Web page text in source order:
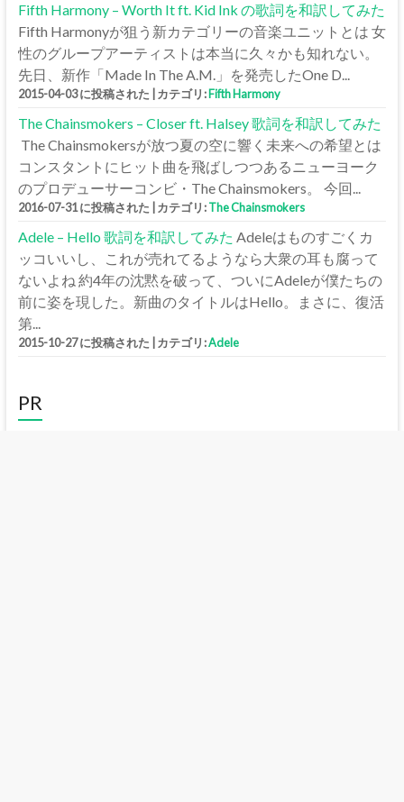
Fifth Harmony – Worth It ft. Kid Ink の歌詞を和訳してみた
Fifth Harmonyが狙う新カテゴリーの音楽ユニットとは 女
性のグループアーティストは本当に久々かも知れない。
先日、新作「Made In The A.M.」を発売したOne D...
2015-04-03 に投稿された カテゴリ:Fifth Harmony
The Chainsmokers – Closer ft. Halsey 歌詞を和訳してみた
The Chainsmokersが放つ夏の空に響く未来への希望とは
コンスタントにヒット曲を飛ばしつつあるニューヨーク
のプロデューサーコンビ・The Chainsmokers。 今回...
2016-07-31 に投稿された カテゴリ:The Chainsmokers
Adele – Hello 歌詞を和訳してみた Adeleはものすごくカ
ッコいいし、これが売れてるようなら大衆の耳も腐って
ないよね 約4年の沈黙を破って、ついにAdeleが僕たちの
前に姿を現した。新曲のタイトルはHello。まさに、復活
第...
2015-10-27 に投稿された カテゴリ:Adele
PR